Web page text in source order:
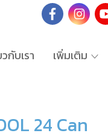
กับเรา เพิ่มเติม
24 Can